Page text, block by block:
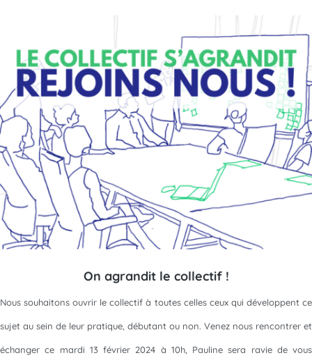
On agrandit le collectif !
Nous souhaitons ouvrir le collectif à toutes celles ceux qui développent ce
sujet au sein de leur pratique, débutant ou non. Venez nous rencontrer et
échanger ce mardi 13 février 2024 à 10h, Pauline sera ravie de vous